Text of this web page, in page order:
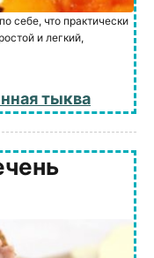
себе, что практически
и легкий,
тыква